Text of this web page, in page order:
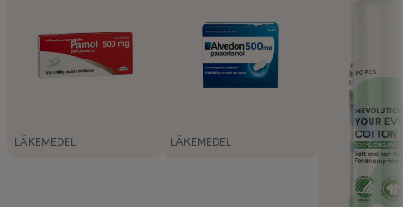
LÄKEMEDEL LÄKEMEDEL